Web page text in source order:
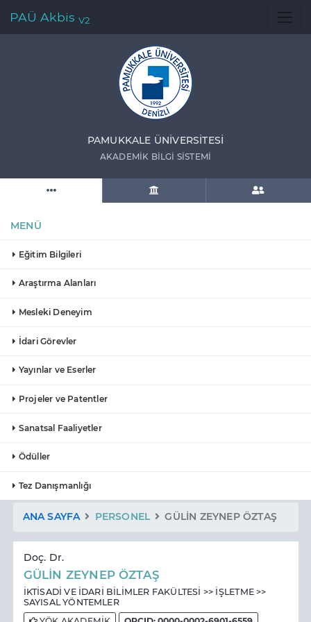
PAÜ Akbis V2
PAMUKKALE ÜNIVERSITESI
AKADEMIK BILGI SISTEMI
MENÜ
Eğitim Bilgileri
Araştırma Alanları
Mesleki Deneyim
İdari Görevler
Yayınlar ve Eserler
Projeler ve Patentler
Sanatsal Faaliyetler
Ödüller
Tez Danışmanlığı
ANA SAYFA PERSONEL GÜLİN ZEYNEP ÖZTAŞ
Doç. Dr.
GÜLİN ZEYNEP ÖZTAŞ
İKTİSADİ VE İDARİ BİLİMLER FAKÜLTESİ >> İŞLETME >>
SAYISAL YÖNTEMLER